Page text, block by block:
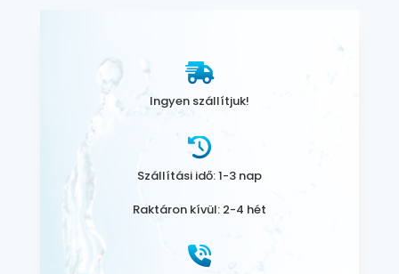
Ingyen szállítjuk!
Szállítási idő: 1-3 nap
Raktáron kívül: 2-4 hét